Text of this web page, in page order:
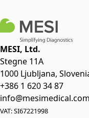
MESI, Ltd.
Stegne 11A
1000 Ljubljana,
+386 1 620 34 87
info@mesimedical.com
VAT: SI67221998